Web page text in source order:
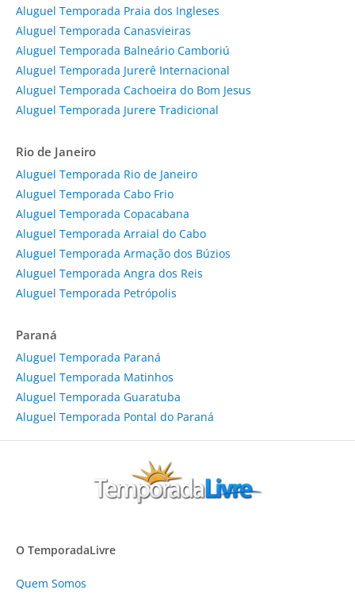
Aluguel Temporada Praia dos Ingleses
Aluguel Temporada Canasvieiras
Aluguel Temporada Balneário Camboriú
Aluguel Temporada Jurerê Internacional
Aluguel Temporada Cachoeira do Bom Jesus
Aluguel Temporada Jurere Tradicional
Rio de Janeiro
Aluguel Temporada Rio de Janeiro
Aluguel Temporada Cabo Frio
Aluguel Temporada Copacabana
Aluguel Temporada Arraial do Cabo
Aluguel Temporada Armação dos Búzios
Aluguel Temporada Angra dos Reis
Aluguel Temporada Petrópolis
Paraná
Aluguel Temporada Paraná
Aluguel Temporada Matinhos
Aluguel Temporada Guaratuba
Aluguel Temporada Pontal do Paraná
O TemporadaLivre
Quem Somos